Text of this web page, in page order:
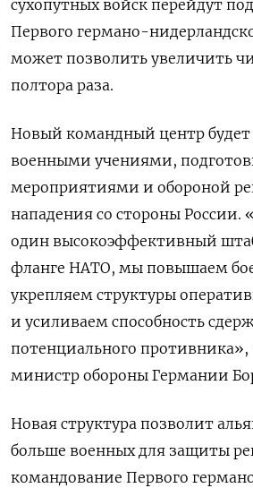
сухопутных войск перейдут
Первого германо-
может позволить увеличить
полтора раза.
Новый командный центр будет
военными учениями,
мероприятиями и обороной
нападения со стороны России.
один высокоэффективный
фланге НАТО, мы повышаем
укрепляем структуры
и усиливаем способность
потенциального
министр обороны Германии
Новая структура позволит
больше военных для защиты
командование Первого